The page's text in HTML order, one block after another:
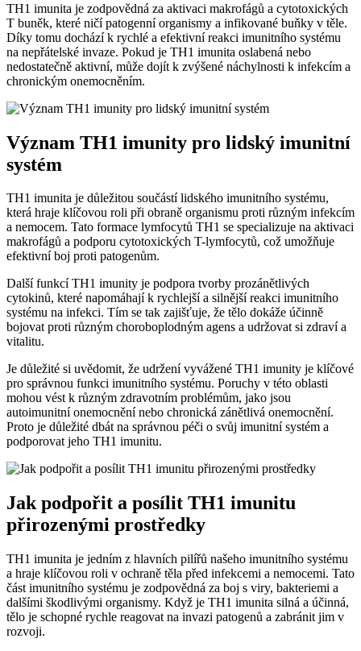
TH1 imunita je zodpovědná za aktivaci makrofágů a cytotoxických
T buněk, které ničí patogenní organismy a infikované buňky v těle.
Díky tomu dochází k rychlé a efektivní reakci imunitního systému
na nepřátelské invaze. Pokud je TH1 imunita oslabená nebo
nedostatečně aktivní, může dojít k zvýšené náchylnosti k infekcím a
chronickým onemocněním.
Význam TH1 imunity pro lidský imunitní
systém
TH1 imunita je důležitou součástí lidského imunitního systému,
která hraje klíčovou roli při obraně organismu proti různým infekcím
a nemocem. Tato formace lymfocytů TH1 se specializuje na aktivaci
makrofágů a podporu cytotoxických T-lymfocytů, což umožňuje
efektivní boj proti patogenům.
Další funkcí TH1 imunity je podpora tvorby prozánětlivých
cytokinů, které napomáhají k rychlejší a silnější reakci imunitního
systému na infekci. Tím se tak zajišťuje, že tělo dokáže účinně
bojovat proti různým choroboplodným agens a udržovat si zdraví a
vitalitu.
Je důležité si uvědomit, že udržení vyvážené TH1 imunity je klíčové
pro správnou funkci imunitního systému. Poruchy v této oblasti
mohou vést k různým zdravotním problémům, jako jsou
autoimunitní onemocnění nebo chronická zánětlivá onemocnění.
Proto je důležité dbát na správnou péči o svůj imunitní systém a
podporovat jeho TH1 imunitu.
Jak podpořit a posílit TH1 imunitu
přirozenými prostředky
TH1 imunita je jedním z hlavních pilířů našeho imunitního systému
a hraje klíčovou roli v ochraně těla před infekcemi a nemocemi. Tato
část imunitního systému je zodpovědná za boj s viry, bakteriemi a
dalšími škodlivými organismy. Když je TH1 imunita silná a účinná,
tělo je schopné rychle reagovat na invazi patogenů a zabránit jim v
rozvoji.